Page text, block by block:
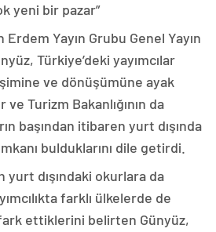
yeni bir pazar”
Yayın Grubu Genel Yayın
Türkiye’deki yayımcılar
ve dönüşümüne ayak
Turizm Bakanlığının da
başından itibaren yurt dışında
bulduklarını dile getirdi.
yurt dışındaki okurlara da
farklı ülkelerde de
ettiklerini belirten Günyüz,